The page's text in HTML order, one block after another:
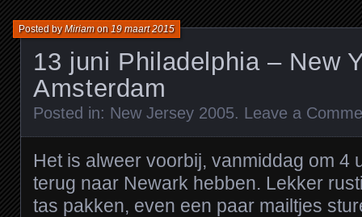
13 juni Philadelphia – New
Amsterdam
Posted byMiriamon19 maart 2015
Posted in: New Jersey 2005. Leave a
Het is alweer voorbij, vanmiddag om 4
terug naar Newark hebben. Lekker
tas pakken, even een paar mailtjes